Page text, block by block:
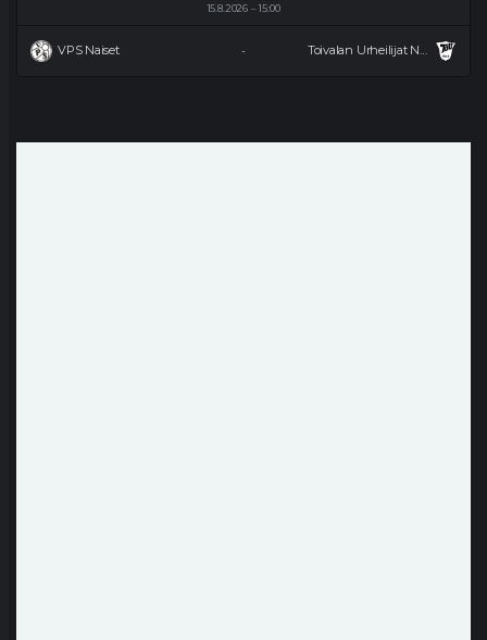
15.8.2026 15:00
VPS Naiset Toivalan Urheilijat Naiset
-